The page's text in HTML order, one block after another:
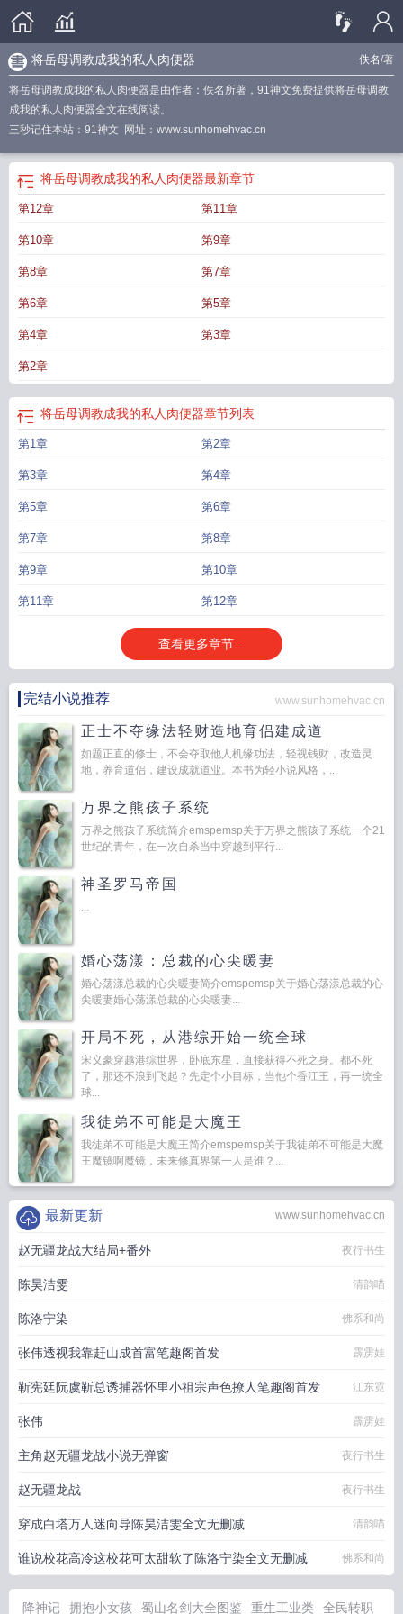
佚名/著
将岳母调教成我的私人肉便器
将岳母调教成我的私人肉便器是由作者：佚名所著，91神文免费提供将岳母调教
成我的私人肉便器全文在线阅读。
三秒记住本站：91神文 网址：www.sunhomehvac.cn
将岳母调教成我的私人肉便器最新章节
第12章 第11章
第10章 第9章
第8章 第7章
第6章 第5章
第4章 第3章
第2章
将岳母调教成我的私人肉便器章节列表
第1章 第2章
第3章 第4章
第5章 第6章
第7章 第8章
第9章 第10章
第11章 第12章
查看更多章节...
完结小说推荐 www.sunhomehvac.cn
正士不夺缘法轻财造地育侣建成道
如题正直的修士，不会夺取他人机缘功法，轻视钱财，改造灵
地，养育道侣，建设成就道业。本书为轻小说风格，...
万界之熊孩子系统
万界之熊孩子系统简介emspemsp关于万界之熊孩子系统一个21
世纪的青年，在一次自杀当中穿越到平行...
神圣罗马帝国
...
婚心荡漾：总裁的心尖暖妻
婚心荡漾总裁的心尖暖妻简介emspemsp关于婚心荡漾总裁的心
尖暖妻婚心荡漾总裁的心尖暖妻...
开局不死，从港综开始一统全球
宋义豪穿越港综世界，卧底东星，直接获得不死之身。都不死
了，那还不浪到飞起？先定个小目标，当他个香江王，再一统全
球...
我徒弟不可能是大魔王
我徒弟不可能是大魔王简介emspemsp关于我徒弟不可能是大魔
王魔镜啊魔镜，未来修真界第一人是谁？...
www.sunhomehvac.cn
最新更新
赵无疆龙战大结局+番外 夜行书生
陈昊洁雯 清韵喵
陈洛宁染 佛系和尚
张伟透视我靠赶山成首富笔趣阁首发 霹雳娃
靳宪廷阮虞靳总诱捕器怀里小祖宗声色撩人笔趣阁首发 江东霓
张伟 霹雳娃
主角赵无疆龙战小说无弹窗 夜行书生
赵无疆龙战 夜行书生
穿成白塔万人迷向导陈昊洁雯全文无删减 清韵喵
谁说校花高冷这校花可太甜软了陈洛宁染全文无删减 佛系和尚
降神记 拥抱小女孩 蜀山名剑大全图鉴 重生工业类 全民转职